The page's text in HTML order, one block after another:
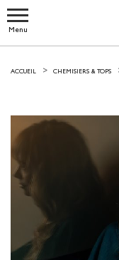
Menu
ACCUEIL CHEMISIERS & TOPS